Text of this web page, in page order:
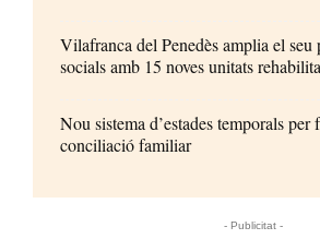
Vilafranca del Penedès amplia el seu
socials amb 15 noves unitats
Nou sistema d’estades temporals per
conciliació familiar
- Publicitat -